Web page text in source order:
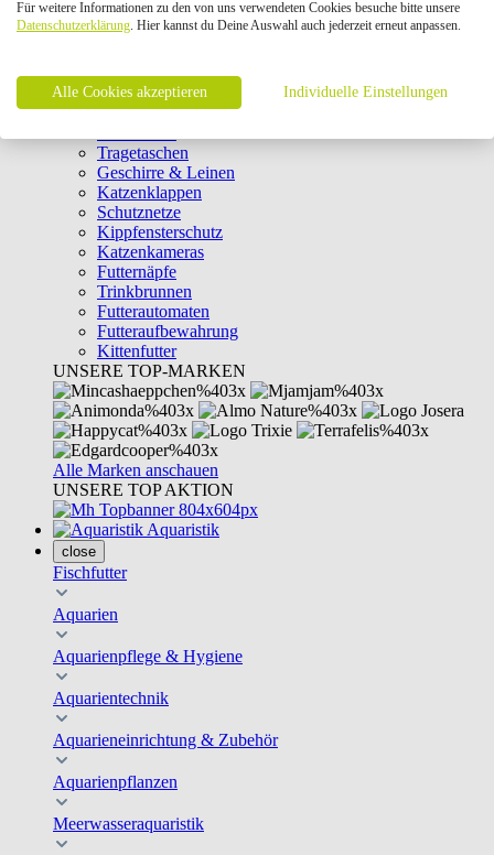
Intelligenzspielzeug
Laserpointer & Elektrospielzeug
Clicker & Target Sticks für Katzen
Weiteres Katzenspielzeug
Transportboxen
Tragetaschen
Geschirre & Leinen
Katzenklappen
Schutznetze
Kippfensterschutz
Katzenkameras
Futternäpfe
Trinkbrunnen
Futterautomaten
Futteraufbewahrung
Kittenfutter
UNSERE TOP-MARKEN
Alle Marken anschauen
UNSERE TOP AKTION
Aquaristik
close
Fischfutter
Aquarien
Aquarienpflege & Hygiene
Aquarientechnik
Aquarieneinrichtung & Zubehör
Aquarienpflanzen
Meerwasseraquaristik
Für weitere Informationen zu den von uns verwendeten Cookies besuche bitte unsere
Datenschutzerklärung. Hier kannst du Deine Auswahl auch jederzeit erneut anpassen.
Alle Cookies akzeptieren Individuelle Einstellungen